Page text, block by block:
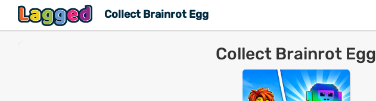
Collect Brainrot Egg
Collect Brainrot Egg